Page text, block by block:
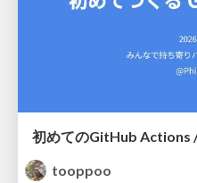
初めてのGitHub
tooppoo